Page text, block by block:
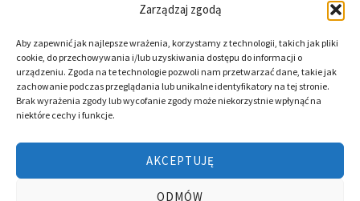
Zarządzaj zgodą
Aby zapewnić jak najlepsze wrażenia, korzystamy z technologii, takich jak pliki
cookie, do przechowywania i/lub uzyskiwania dostępu do informacji o
urządzeniu. Zgoda na te technologie pozwoli nam przetwarzać dane, takie jak
zachowanie podczas przeglądania lub unikalne identyfikatory na tej stronie.
Brak wyrażenia zgody lub wycofanie zgody może niekorzystnie wpłynąć na
niektóre cechy i funkcje.
AKCEPTUJĘ
ODMÓW
Copyright © 2026 BBN - Biuro Bezpieczeństwa Nieruchomości